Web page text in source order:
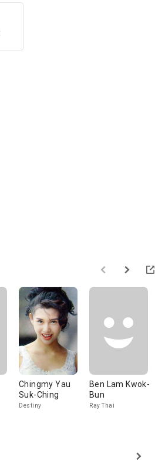
Chingmy Yau
Suk-Ching
Destiny
Ben Lam Kwok-
Bun
Ray Thai